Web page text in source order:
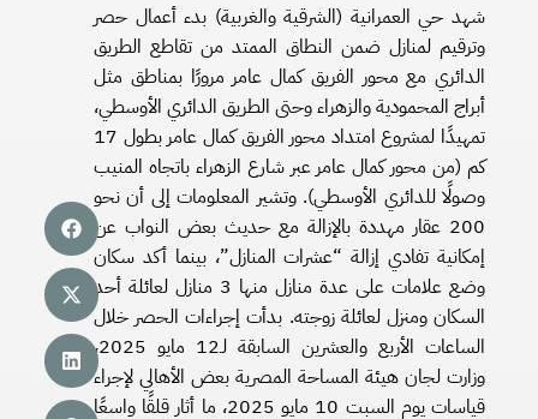
شهد حي العمرانية (الشرقية والغربية) بدء أعمال حصر
وترقيم لمنازل ضمن النطاق الممتد من تقاطع الطريق
الدائري مع محور الفريق كمال عامر مرورًا بمناطق مثل
أبراج المحمودية والزهراء وحتى الطريق الدائري الأوسطي،
تمهيدًا لمشروع امتداد محور الفريق كمال عامر بطول 17
كم (من محور كمال عامر عبر شارع الزهراء باتجاه المنيب
وصولًا للدائري الأوسطي). وتشير المعلومات إلى أن نحو
200 عقار مهددة بالإزالة مع حديث بعض النواب عن
إمكانية تفادي إزالة “عشرات المنازل”، بينما أكد سكان
وضع علامات على عدة منازل منها 3 منازل لعائلة أحد
السكان ومنزل لعائلة زوجته. بدأت إجراءات الحصر خلال
الساعات الأربع والعشرين السابقة لـ12 مايو 2025،
وزارت لجان هيئة المساحة المصرية بعض الأهالي لإجراء
قياسات يوم السبت 10 مايو 2025، ما أثار قلقًا واسعًا